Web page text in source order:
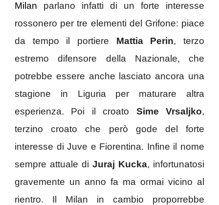
Milan parlano infatti di un forte interesse
rossonero per tre elementi del Grifone: piace
da tempo il portiere Mattia Perin, terzo
estremo difensore della Nazionale, che
potrebbe essere anche lasciato ancora una
stagione in Liguria per maturare altra
esperienza. Poi il croato Sime Vrsaljko,
terzino croato che però gode del forte
interesse di Juve e Fiorentina. Infine il nome
sempre attuale di Juraj Kucka, infortunatosi
gravemente un anno fa ma ormai vicino al
rientro. Il Milan in cambio proporrebbe